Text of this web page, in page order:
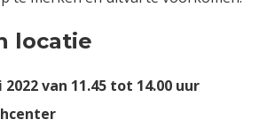
locatie
van 11.45 tot 14.00 uur